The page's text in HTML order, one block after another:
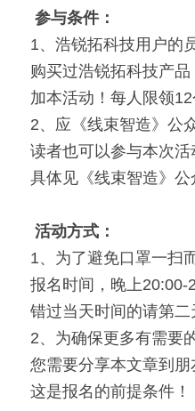
参与条件：
1、浩锐拓科技用户的
购买过浩锐拓科技产
加本活动！每人限领12
2、应《线束智造》公
读者也可以参与本次活
具体见《线束智造》公
活动方式：
1、为了避免口罩一扫
报名时间，晚上20:00-
错过当天时间的请第二
2、为确保更多有需要
您需要分享本文章到朋
这是报名的前提条件！